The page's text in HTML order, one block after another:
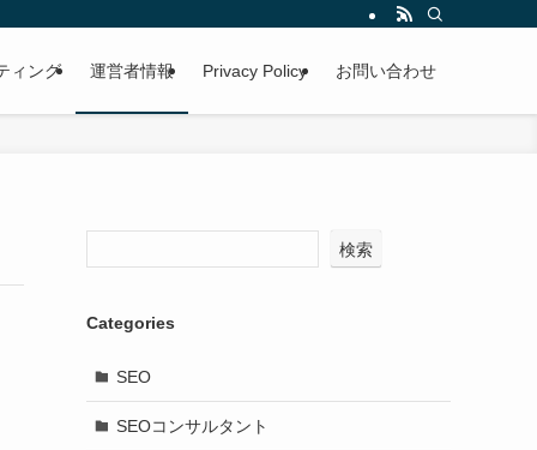
ィング 運営者情報 Privacy Policy お問い合わせ
検索
Categories
SEO
SEOコンサルタント